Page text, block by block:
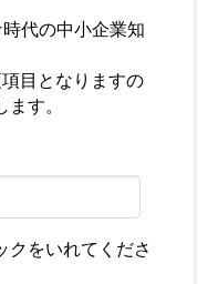
代の中小企業知
目となりますの
す。
をいれてくださ